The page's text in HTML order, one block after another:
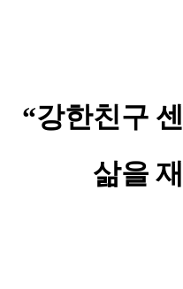
“강한친구
삶을